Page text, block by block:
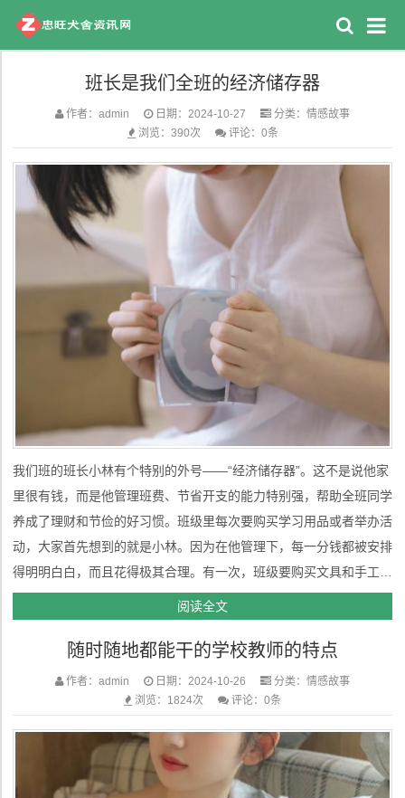
班长是我们全班的经济储存器
作者：admin 日期：2024-10-27 分类： 情感故事
浏览：390次
评论：0条
我们班的班长小林有个特别的外号——“经济储存器”。这不是说他家
里很有钱，而是他管理班费、节省开支的能力特别强，帮助全班同学
养成了理财和节俭的好习惯。班级里每次要购买学习用品或者举办活
动，大家首先想到的就是小林。因为在他管理下，每一分钱都被安排
得明明白白，而且花得极其合理。有一次，班级要购买文具和手工材
料，其他班级都直接去文具店买了，小林却提出建议：先在网上比
价、凑单，最后选择了物美价廉的材料，一下子节省了不少费用。大
家都开玩笑说，小林简...
阅读全文
随时随地都能干的学校教师的特点
作者：admin 日期：2024-10-26 分类： 情感故事
浏览：1824次
评论：0条